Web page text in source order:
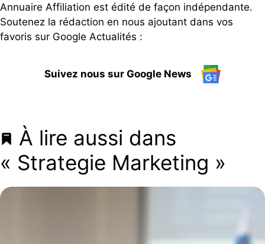
Annuaire Affiliation est édité de façon indépendante.
Soutenez la rédaction en nous ajoutant dans vos
favoris sur Google Actualités :
Suivez nous sur Google News
À lire aussi dans
« Strategie Marketing »